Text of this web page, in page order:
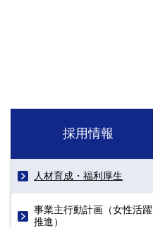
採用情報
人材育成・福利厚生
事業主行動計画（女性活躍
推進）